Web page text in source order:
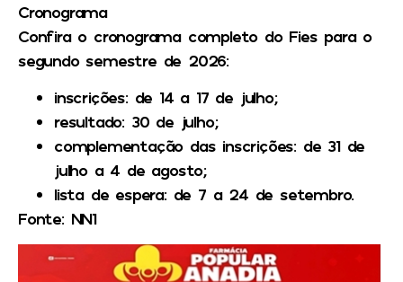
Cronograma
Confira o cronograma completo do Fies para o
segundo semestre de 2026:
inscrições: de 14 a 17 de julho;
resultado: 30 de julho;
complementação das inscrições: de 31 de
julho a 4 de agosto;
lista de espera: de 7 a 24 de setembro.
Fonte: NN1